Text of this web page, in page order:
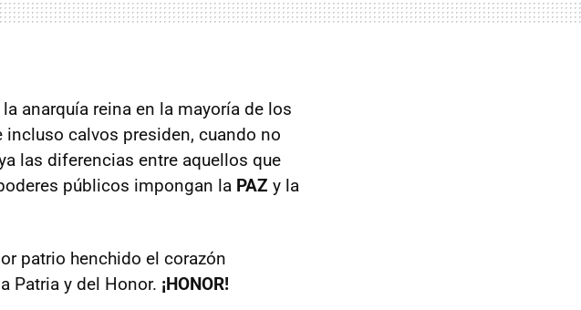
la anarquía reina en la mayoría de los
calvos presiden, cuando no
las diferencias entre aquellos que
públicos impongan la PAZ y la
patrio henchido el corazón
Patria y del Honor. ¡HONOR!